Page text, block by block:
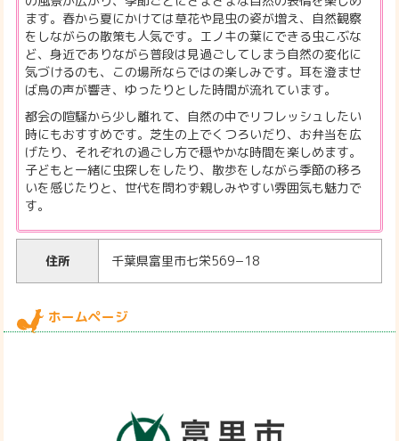
ます。春から夏にかけては草花や昆虫の姿が増え、自然観察
をしながらの散策も人気です。エノキの葉にできる虫こぶな
ど、身近でありながら普段は見過ごしてしまう自然の変化に
気づけるのも、この場所ならではの楽しみです。耳を澄ませ
ば鳥の声が響き、ゆったりとした時間が流れています。
都会の喧騒から少し離れて、自然の中でリフレッシュしたい
時にもおすすめです。芝生の上でくつろいだり、お弁当を広
げたり、それぞれの過ごし方で穏やかな時間を楽しめます。
子どもと一緒に虫探しをしたり、散歩をしながら季節の移ろ
いを感じたりと、世代を問わず親しみやすい雰囲気も魅力で
す。
住所 千葉県富里市七栄569−18
ホームページ